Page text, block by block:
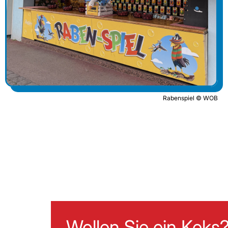
Rabenspiel © WOB